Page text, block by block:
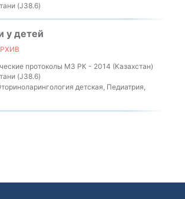
(J38.6)
у детей
протоколы МЗ РК - 2014 (Казахстан)
(J38.6)
детская, Педиатрия,